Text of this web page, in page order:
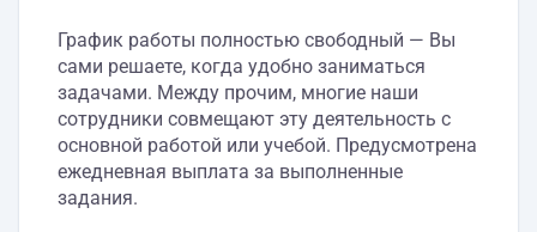
График работы полностью свободный — Вы
сами решаете, когда удобно заниматься
задачами. Между прочим, многие наши
сотрудники совмещают эту деятельность с
основной работой или учебой. Предусмотрена
ежедневная выплата за выполненные
задания.